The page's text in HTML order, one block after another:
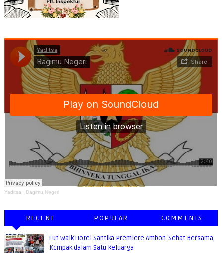
Yaditsa · Bagimu Negeri
RECENT POPULAR COMMENTS
Fun Walk Hotel Santika Premiere Ambon: Sehat Bersama,
Kompak dalam Satu Keluarga